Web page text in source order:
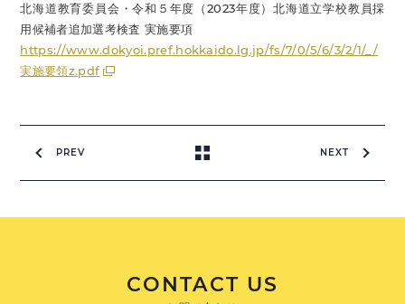
北海道教育委員会・令和５年度（2023年度）北海道立学校教員採
用候補者追加選考検査 実施要項
https://www.dokyoi.pref.hokkaido.lg.jp/fs/7/0/5/6/3/2/1/_/
実施要領z.pdf
PREV NEXT
CONTACT US